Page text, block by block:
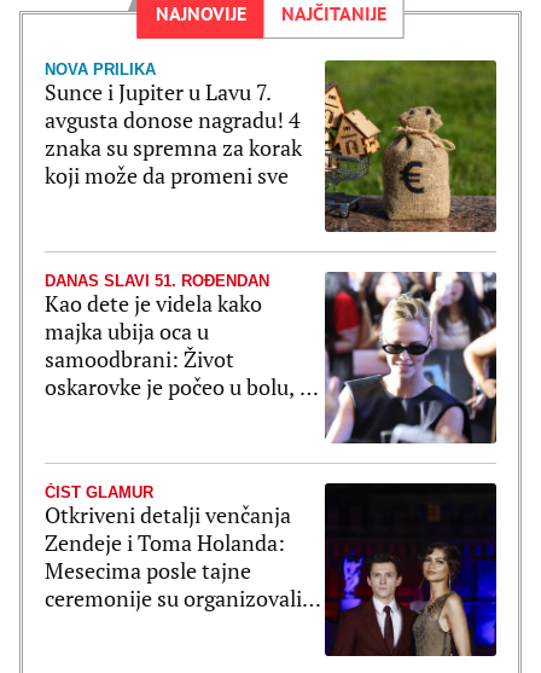
NAJNOVIJE NAJČITANIJE
NOVA PRILIKA
Sunce i Jupiter u Lavu 7.
avgusta donose nagradu! 4
znaka su spremna za korak
koji može da promeni sve
DANAS SLAVI 51. ROĐENDAN
Kao dete je videla kako
majka ubija oca u
samoodbrani: Život
oskarovke je počeo u bolu, a
ČIST GLAMUR
Otkriveni detalji venčanja
Zendeje i Toma Holanda:
Mesecima posle tajne
ceremonije su organizovali